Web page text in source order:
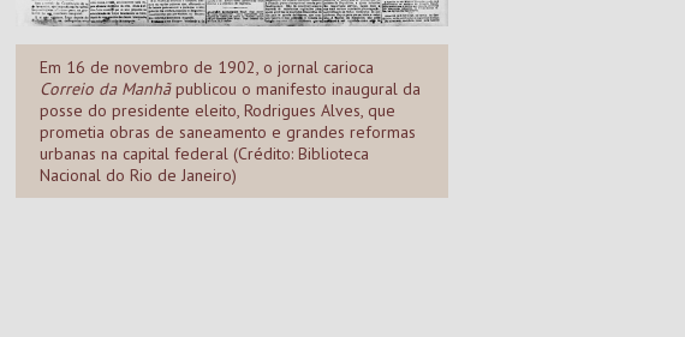
Em 16 de novembro de 1902, o jornal carioca
Correio da Manhãpublicou o manifesto inaugural da
posse do presidente eleito, Rodrigues Alves, que
prometia obras de saneamento e grandes reformas
urbanas na capital federal (Crédito: Biblioteca
Nacional do Rio de Janeiro)